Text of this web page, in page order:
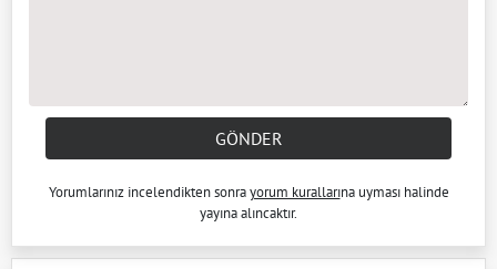
GÖNDER
Yorumlarınız incelendikten sonrayorum kurallarına uyması halinde
yayına alıncaktır.